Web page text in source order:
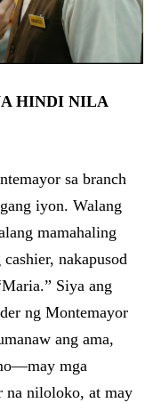
HINDI NILA
sa branch
iyon. Walang
mamahaling
nakapusod
Siya ang
ng Montemayor
ang ama,
mga
na niloloko, at may